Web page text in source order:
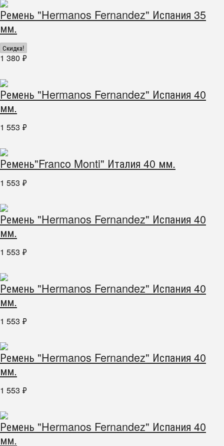
Ремень "Hermanos Fernandez" Испания 35
мм.
Скидка!
1 380 ₽
Ремень "Hermanos Fernandez" Испания 40
мм.
1 553 ₽
Ремень"Franсo Monti" Италия 40 мм.
1 553 ₽
Ремень "Hermanos Fernandez" Испания 40
мм.
1 553 ₽
Ремень "Hermanos Fernandez" Испания 40
мм.
1 553 ₽
Ремень "Hermanos Fernandez" Испания 40
мм.
1 553 ₽
Ремень "Hermanos Fernandez" Испания 40
мм.